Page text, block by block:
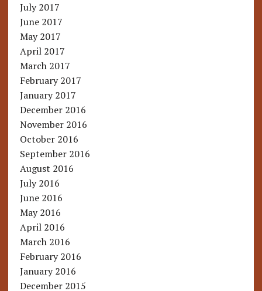
July 2017
June 2017
May 2017
April 2017
March 2017
February 2017
January 2017
December 2016
November 2016
October 2016
September 2016
August 2016
July 2016
June 2016
May 2016
April 2016
March 2016
February 2016
January 2016
December 2015